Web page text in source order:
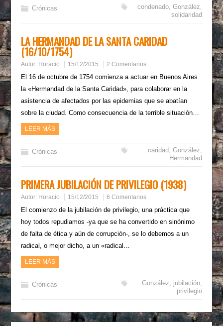
Crónicas condenado, González,
solidaridad
LA HERMANDAD DE LA SANTA CARIDAD
(16/10/1754)
Autor: Horacio 15/12/2015 2 Comentarios
El 16 de octubre de 1754 comienza a actuar en Buenos Aires
la «Hermandad de la Santa Caridad», para colaborar en la
asistencia de afectados por las epidemias que se abatían
sobre la ciudad. Como consecuencia de la terrible situación…
LEER MÁS
Crónicas caridad, González,
Hermandad
PRIMERA JUBILACIÓN DE PRIVILEGIO (1938)
Autor: Horacio 15/12/2015 6 Comentarios
El comienzo de la jubilación de privilegio, una práctica que
hoy todos repudiamos -ya que se ha convertido en sinónimo
de falta de ética y aún de corrupción-, se lo debemos a un
radical, o mejor dicho, a un «radical…
LEER MÁS
Crónicas González, jubilación,
privilegio